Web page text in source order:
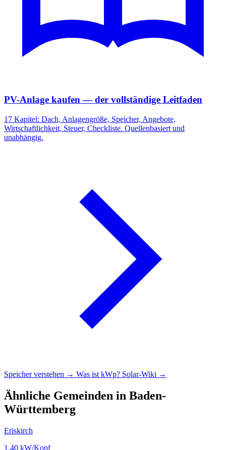
PV-Anlage kaufen — der vollständige Leitfaden
17 Kapitel: Dach, Anlagengröße, Speicher, Angebote,
Wirtschaftlichkeit, Steuer, Checkliste. Quellenbasiert und
unabhängig.
Speicher verstehen → Was ist kWp? Solar-Wiki →
Ähnliche Gemeinden in Baden-
Württemberg
Eriskirch
1,40 kW/Kopf